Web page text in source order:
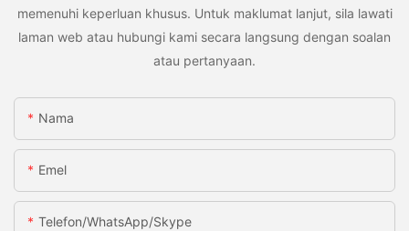
memenuhi keperluan khusus. Untuk maklumat lanjut, sila lawati
laman web atau hubungi kami secara langsung dengan soalan
atau pertanyaan.
Nama
Emel
Telefon/WhatsApp/Skype